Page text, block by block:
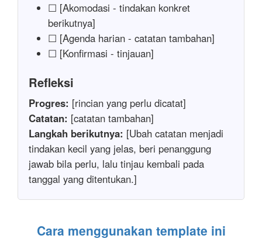
☐ [Akomodasi - tindakan konkret
berikutnya]
☐ [Agenda harian - catatan tambahan]
☐ [Konfirmasi - tinjauan]
Refleksi
Progres: [rincian yang perlu dicatat]
Catatan: [catatan tambahan]
Langkah berikutnya: [Ubah catatan menjadi
tindakan kecil yang jelas, beri penanggung
jawab bila perlu, lalu tinjau kembali pada
tanggal yang ditentukan.]
Cara menggunakan template ini